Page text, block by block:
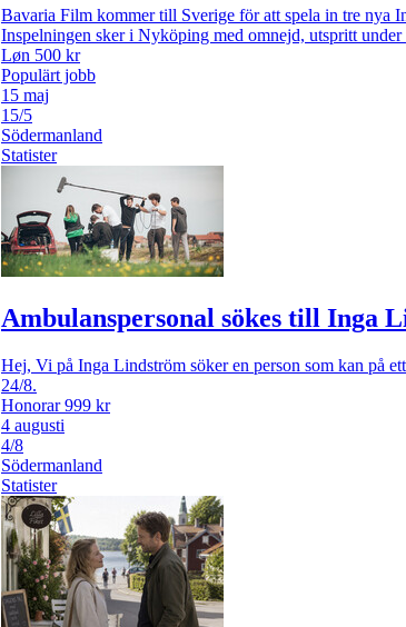
Bavaria Film kommer till Sverige för att spela in tre nya
Inspelningen sker i Nyköping med omnejd, utspritt
Løn 500 kr
Populärt jobb
15 maj
15/5
Södermanland
Statister
Ambulanspersonal sökes till Inga
Hej, Vi på Inga Lindström söker en person som kan på
24/8.
Honorar 999 kr
4 augusti
4/8
Södermanland
Statister